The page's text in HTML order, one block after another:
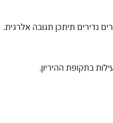
נדירים תיתכן תגובה אלרגית.
בתקופת ההיריון.